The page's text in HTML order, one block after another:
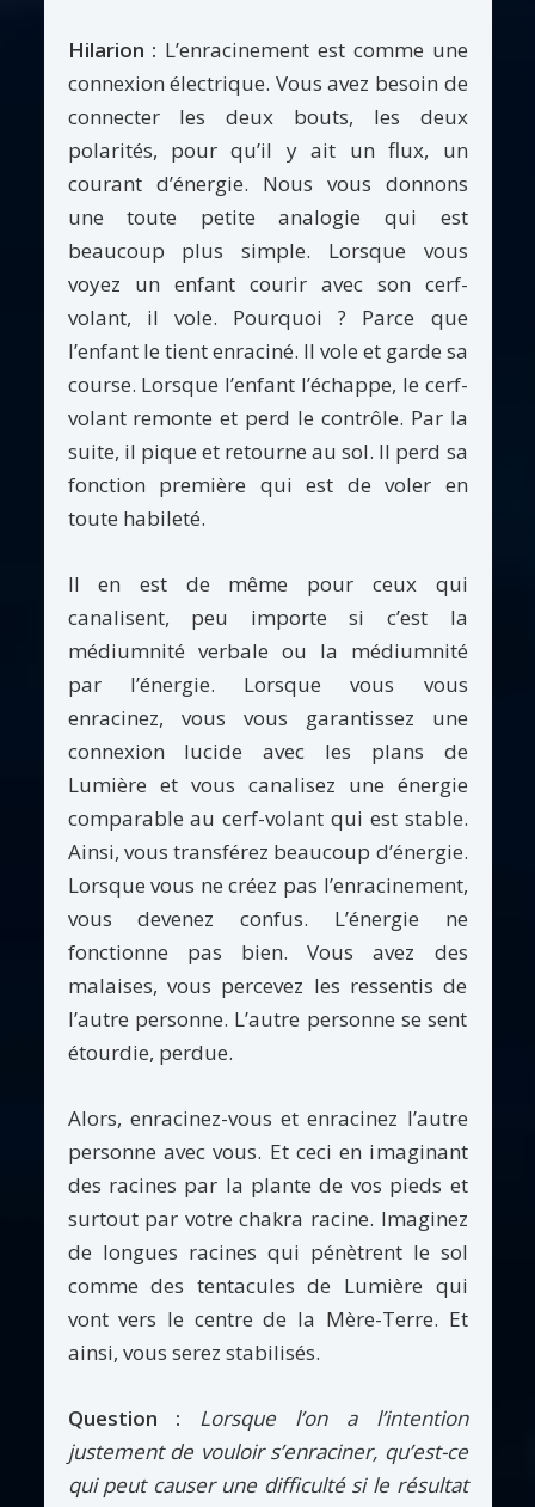
Hilarion : L’enracinement est comme une
connexion électrique. Vous avez besoin de
connecter les deux bouts, les deux
polarités, pour qu’il y ait un flux, un
courant d’énergie. Nous vous donnons
une toute petite analogie qui est
beaucoup plus simple. Lorsque vous
voyez un enfant courir avec son cerf-
volant, il vole. Pourquoi ? Parce que
l’enfant le tient enraciné. Il vole et garde sa
course. Lorsque l’enfant l’échappe, le cerf-
volant remonte et perd le contrôle. Par la
suite, il pique et retourne au sol. Il perd sa
fonction première qui est de voler en
toute habileté.
Il en est de même pour ceux qui
canalisent, peu importe si c’est la
médiumnité verbale ou la médiumnité
par l’énergie. Lorsque vous vous
enracinez, vous vous garantissez une
connexion lucide avec les plans de
Lumière et vous canalisez une énergie
comparable au cerf-volant qui est stable.
Ainsi, vous transférez beaucoup d’énergie.
Lorsque vous ne créez pas l’enracinement,
vous devenez confus. L’énergie ne
fonctionne pas bien. Vous avez des
malaises, vous percevez les ressentis de
l’autre personne. L’autre personne se sent
étourdie, perdue.
Alors, enracinez-vous et enracinez l’autre
personne avec vous. Et ceci en imaginant
des racines par la plante de vos pieds et
surtout par votre chakra racine. Imaginez
de longues racines qui pénètrent le sol
comme des tentacules de Lumière qui
vont vers le centre de la Mère-Terre. Et
ainsi, vous serez stabilisés.
Question :
Lorsque l’on a l’intention
justement de vouloir s’enraciner, qu’est-ce
qui peut causer une difficulté si le résultat